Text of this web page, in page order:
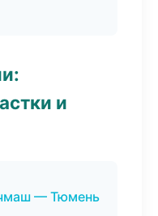
и
— Тюмень